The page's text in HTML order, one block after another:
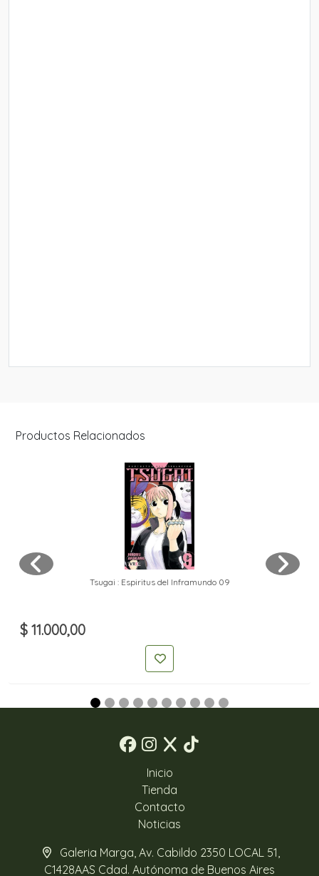
Productos Relacionados
Tsugai : Espiritus del Inframundo 09
$ 11.000,00
Inicio
Tienda
Contacto
Noticias
Galeria Marga, Av. Cabildo 2350 LOCAL 51,
C1428AAS Cdad. Autónoma de Buenos Aires